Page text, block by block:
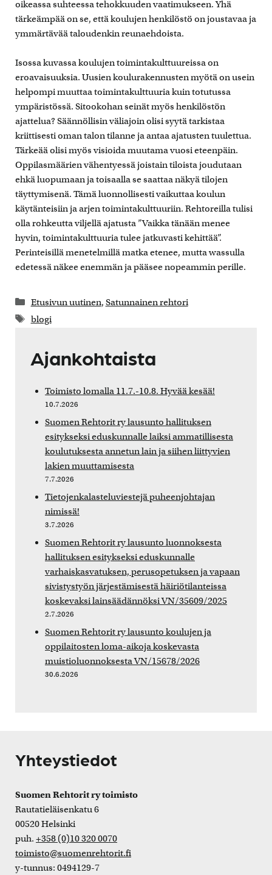
oikeassa suhteessa tehokkuuden vaatimukseen. Yhä
tärkeämpää on se, että koulujen henkilöstö on joustavaa ja
ymmärtävää taloudenkin reunaehdoista.
Isossa kuvassa koulujen toimintakulttuureissa on
eroavaisuuksia. Uusien koulurakennusten myötä on usein
helpompi muuttaa toimintakulttuuria kuin totutussa
ympäristössä. Sitookohan seinät myös henkilöstön
ajattelua? Säännöllisin väliajoin olisi syytä tarkistaa
kriittisesti oman talon tilanne ja antaa ajatusten tuulettua.
Tärkeää olisi myös visioida muutama vuosi eteenpäin.
Oppilasmäärien vähentyessä joistain tiloista joudutaan
ehkä luopumaan ja toisaalla se saattaa näkyä tilojen
täyttymisenä. Tämä luonnollisesti vaikuttaa koulun
käytänteisiin ja arjen toimintakulttuuriin. Rehtoreilla tulisi
olla rohkeutta viljellä ajatusta ”Vaikka tänään menee
hyvin, toimintakulttuuria tulee jatkuvasti kehittää”.
Perinteisillä menetelmillä matka etenee, mutta wassulla
edetessä näkee enemmän ja pääsee nopeammin perille.
Kategoriat
Etusivun uutinen, Satunnainen rehtori
Avainsanat
blogi
Ajankohtaista
Toimisto lomalla 11.7.-10.8. Hyvää kesää!
10.7.2026
Suomen Rehtorit ry lausunto hallituksen
esitykseksi eduskunnalle laiksi ammatillisesta
koulutuksesta annetun lain ja siihen liittyvien
lakien muuttamisesta
7.7.2026
Tietojenkalasteluviestejä puheenjohtajan
nimissä!
3.7.2026
Suomen Rehtorit ry lausunto luonnoksesta
hallituksen esitykseksi eduskunnalle
varhaiskasvatuksen, perusopetuksen ja vapaan
sivistystyön järjestämisestä häiriötilanteissa
koskevaksi lainsäädännöksi VN/35609/2025
2.7.2026
Suomen Rehtorit ry lausunto koulujen ja
oppilaitosten loma-aikoja koskevasta
muistioluonnoksesta VN/15678/2026
30.6.2026
Yhteystiedot
Suomen Rehtorit ry toimisto
Rautatieläisenkatu 6
00520 Helsinki
puh. +358 (0)10 320 0070
toimisto@suomenrehtorit.fi
y-tunnus: 0494129-7